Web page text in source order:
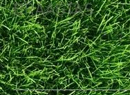
DRAAGTAS
Terug